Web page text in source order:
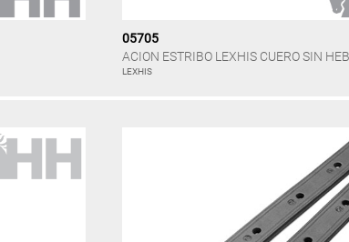
05705
ACION ESTRIBO LEXHIS CUERO SIN
LEXHIS